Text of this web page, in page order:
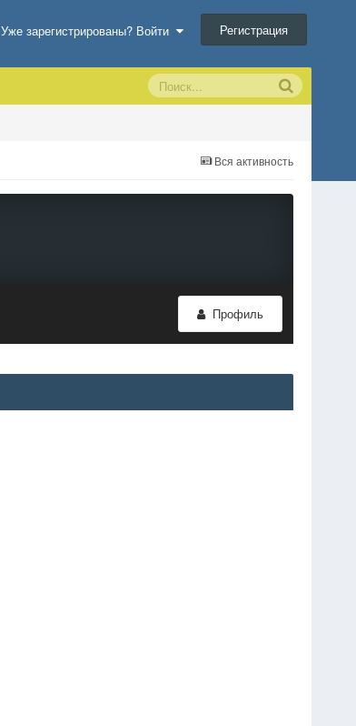
Уже зарегистрированы? Войти Регистрация
Вся активность
Профиль